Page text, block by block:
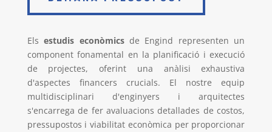
Elsestudis econòmicsde Engind representen un
component fonamental en la planificació i execució
de projectes, oferint una anàlisi exhaustiva
d'aspectes financers crucials. El nostre equip
multidisciplinari d'enginyers i arquitectes
s'encarrega de fer avaluacions detallades de costos,
pressupostos i viabilitat econòmica per proporcionar